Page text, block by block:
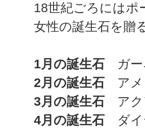
18世紀ごろにはポ
女性の誕生石を贈
1月の誕生石 ガー
2月の誕生石 アメ
3月の誕生石 アク
4月の誕生石 ダイ